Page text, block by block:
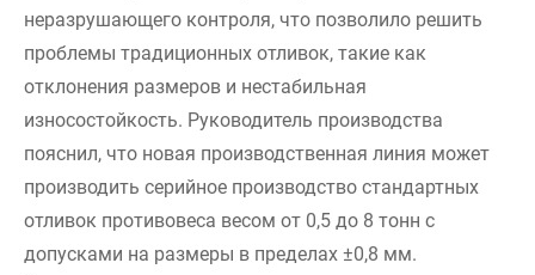
неразрушающего контроля, что позволило решить
проблемы традиционных отливок, такие как
отклонения размеров и нестабильная
износостойкость. Руководитель производства
пояснил, что новая производственная линия может
производить серийное производство стандартных
отливок противовеса весом от 0,5 до 8 тонн с
допусками на размеры в пределах ±0,8 мм.